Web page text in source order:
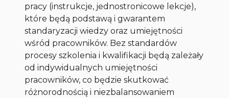
pracy (instrukcje, jednostronicowe lekcje),
które będą podstawą i gwarantem
standaryzacji wiedzy oraz umiejętności
wśród pracowników. Bez standardów
procesy szkolenia i kwalifikacji będą zależały
od indywidualnych umiejętności
pracowników, co będzie skutkować
różnorodnością i niezbalansowaniem